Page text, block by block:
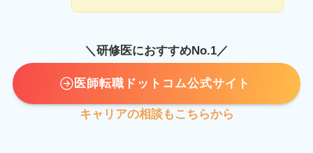
＼研修医におすすめNo.1／
医師転職ドットコム公式サイト
キャリアの相談もこちらから